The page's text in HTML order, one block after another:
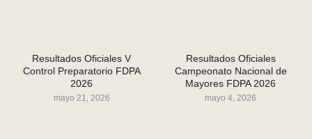
Resultados Oficiales V
Control Preparatorio FDPA
2026
mayo 21, 2026
Resultados Oficiales
Campeonato Nacional de
Mayores FDPA 2026
mayo 4, 2026